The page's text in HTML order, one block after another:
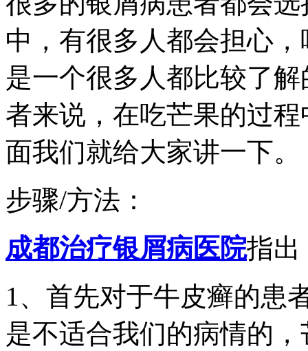
中，有很多人都会担心
是一个很多人都比较了
者来说，在吃芒果的过
面我们就给大家讲一下。
步骤/方法：
成都治疗银屑病医院指出
1、首先对于牛皮癣的患
是不适合我们的病情的